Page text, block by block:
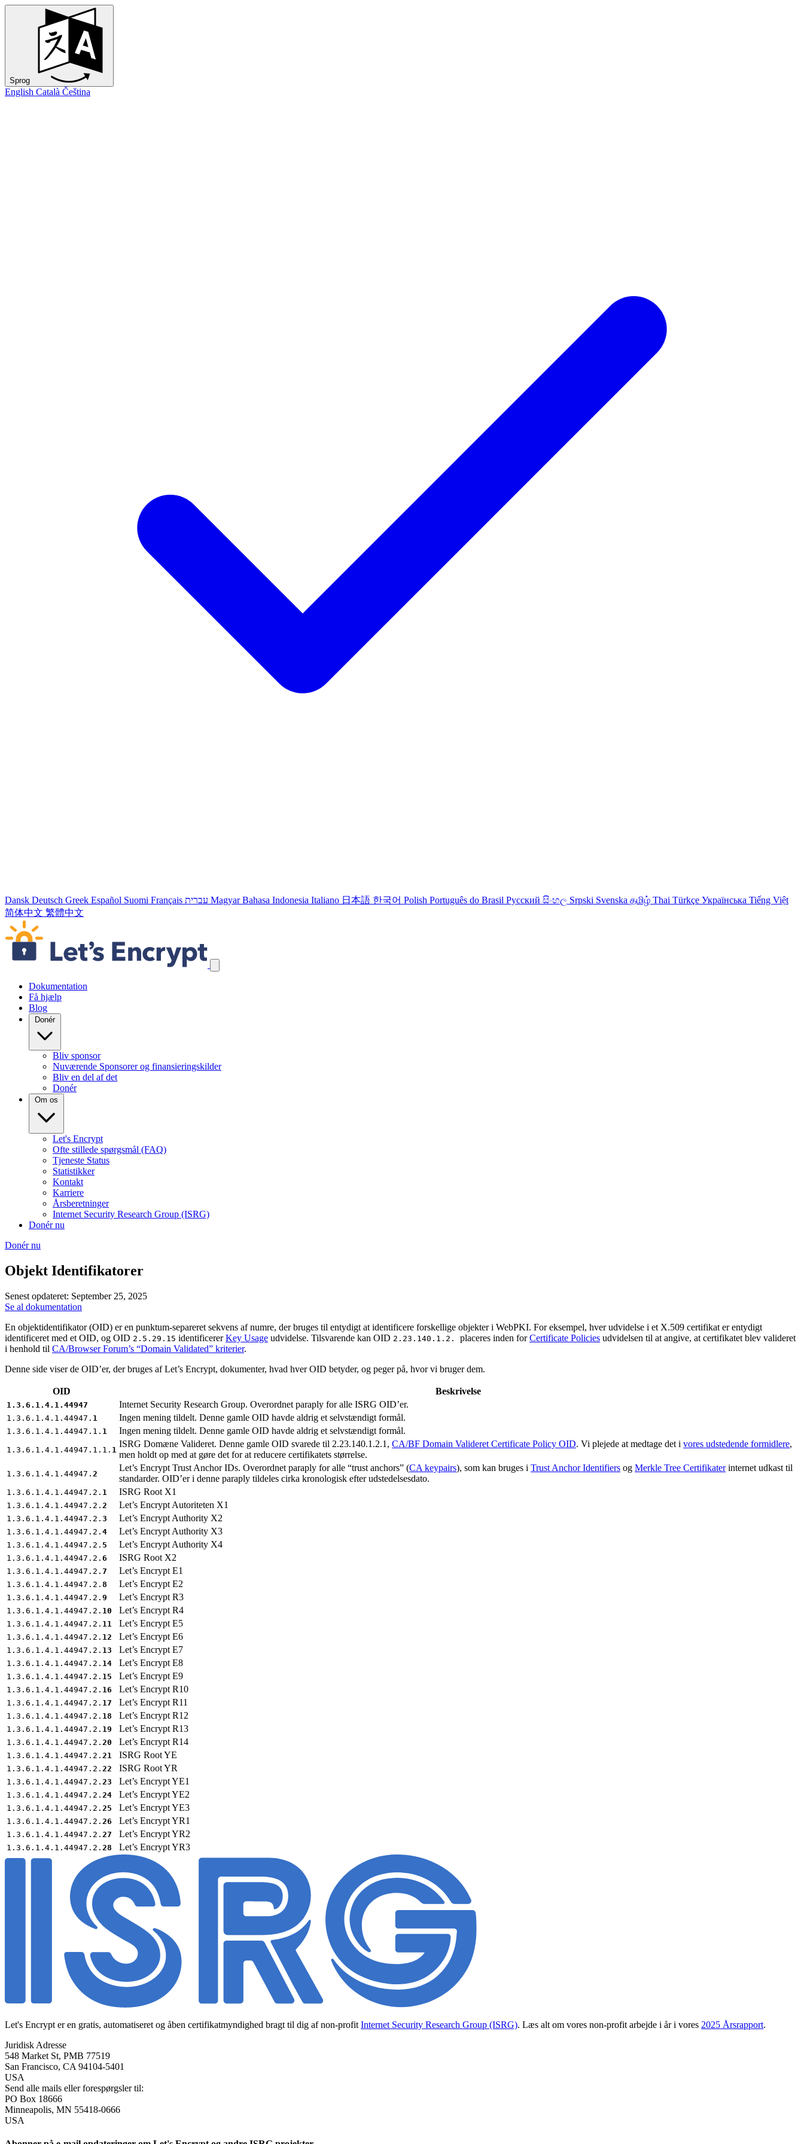
Sprog
English Català Čeština
Dansk Deutsch Greek Español Suomi Français עברית Magyar Bahasa Indonesia Italiano 日本語 한국어 Polish Português do Brasil Русский සිංහල Srpski Svenska தமிழ் Thai Türkçe Українська Tiếng Việt
简体中文 繁體中文
Spring navigation links over
Dokumentation
Få hjælp
Blog
Donér
Bliv sponsor
Nuværende Sponsorer og finansieringskilder
Bliv en del af det
Donér
Om os
Let's Encrypt
Ofte stillede spørgsmål (FAQ)
Tjeneste Status
Statistikker
Kontakt
Karriere
Årsberetninger
Internet Security Research Group (ISRG)
Donér nu
Donér nu
Objekt Identifikatorer
Senest opdateret: September 25, 2025
Se al dokumentation
En objektidentifikator (OID) er en punktum-separeret sekvens af numre, der bruges til entydigt at identificere forskellige objekter i WebPKI. For eksempel, hver udvidelse i et X.509 certifikat er entydigt
identificeret med et OID, og OID 2.5.29.15 identificererKey Usage udvidelse. Tilsvarende kan OID 2.23.140.1.2. placeres inden forCertificate Policies udvidelsen til at angive, at certifikatet blev valideret
i henhold til CA/Browser Forum’s “Domain Validated” kriterier.
Denne side viser de OID’er, der bruges af Let’s Encrypt, dokumenter, hvad hver OID betyder, og peger på, hvor vi bruger dem.
OID Beskrivelse
1.3.6.1.4.1.44947 Internet Security Research Group. Overordnet paraply for alle ISRG OID’er.
1.3.6.1.4.1.44947. 1 Ingen mening tildelt. Denne gamle OID havde aldrig et selvstændigt formål.
1.3.6.1.4.1.44947.1. 1 Ingen mening tildelt. Denne gamle OID havde aldrig et selvstændigt formål.
1.3.6.1.4.1.44947.1.1. 1
ISRG Domæne Valideret. Denne gamle OID svarede til 2.23.140.1.2.1, CA/BF Domain Valideret Certificate Policy OID. Vi plejede at medtage det i vores udstedende formidlere,
men holdt op med at gøre det for at reducere certifikatets størrelse.
1.3.6.1.4.1.44947. 2
Let’s Encrypt Trust Anchor IDs. Overordnet paraply for alle “trust anchors” (CA keypairs), som kan bruges i Trust Anchor Identifiers og Merkle Tree Certifikaterinternet udkast til
standarder. OID’er i denne paraply tildeles cirka kronologisk efter udstedelsesdato.
1.3.6.1.4.1.44947.2. 1 ISRG Root X1
1.3.6.1.4.1.44947.2. 2 Let’s Encrypt Autoriteten X1
1.3.6.1.4.1.44947.2. 3 Let’s Encrypt Authority X2
1.3.6.1.4.1.44947.2. 4 Let’s Encrypt Authority X3
1.3.6.1.4.1.44947.2. 5 Let’s Encrypt Authority X4
1.3.6.1.4.1.44947.2. 6 ISRG Root X2
1.3.6.1.4.1.44947.2. 7 Let’s Encrypt E1
1.3.6.1.4.1.44947.2. 8 Let’s Encrypt E2
1.3.6.1.4.1.44947.2. 9 Let’s Encrypt R3
1.3.6.1.4.1.44947.2. 10 Let’s Encrypt R4
1.3.6.1.4.1.44947.2. 11 Let’s Encrypt E5
1.3.6.1.4.1.44947.2. 12 Let’s Encrypt E6
1.3.6.1.4.1.44947.2. 13 Let’s Encrypt E7
1.3.6.1.4.1.44947.2. 14 Let’s Encrypt E8
1.3.6.1.4.1.44947.2. 15 Let’s Encrypt E9
1.3.6.1.4.1.44947.2. 16 Let’s Encrypt R10
1.3.6.1.4.1.44947.2. 17 Let’s Encrypt R11
1.3.6.1.4.1.44947.2. 18 Let’s Encrypt R12
1.3.6.1.4.1.44947.2. 19 Let’s Encrypt R13
1.3.6.1.4.1.44947.2. 20 Let’s Encrypt R14
1.3.6.1.4.1.44947.2. 21 ISRG Root YE
1.3.6.1.4.1.44947.2. 22 ISRG Root YR
1.3.6.1.4.1.44947.2. 23 Let’s Encrypt YE1
1.3.6.1.4.1.44947.2. 24 Let’s Encrypt YE2
1.3.6.1.4.1.44947.2. 25 Let’s Encrypt YE3
1.3.6.1.4.1.44947.2. 26 Let’s Encrypt YR1
1.3.6.1.4.1.44947.2. 27 Let’s Encrypt YR2
1.3.6.1.4.1.44947.2. 28 Let’s Encrypt YR3
Let's Encrypt er en gratis, automatiseret og åben certifikatmyndighed bragt til dig af non-profit Internet Security Research Group (ISRG). Læs alt om vores non-profit arbejde i år i vores 2025 Årsrapport.
Juridisk Adresse
548 Market St, PMB 77519
San Francisco, CA 94104-5401
USA
Send alle mails eller forespørgsler til:
PO Box 18666
Minneapolis, MN 55418-0666
USA